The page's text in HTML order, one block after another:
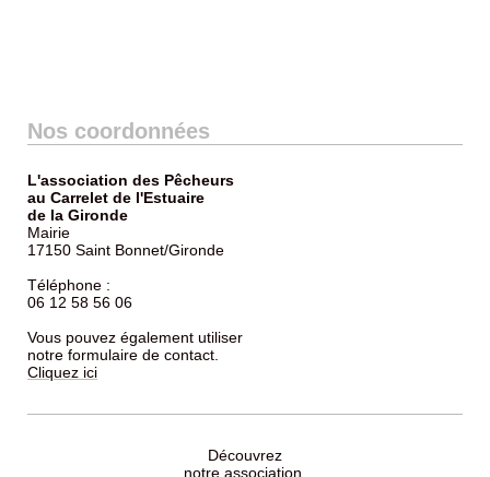
Nos coordonnées
L'association des Pêcheurs
au Carrelet de l'Estuaire
de la Gironde
Mairie
17150 Saint Bonnet/Gironde
Téléphone :
06 12 58 56 06
Vous pouvez également utiliser
notre formulaire de contact.
Cliquez ici
Découvrez
notre association,